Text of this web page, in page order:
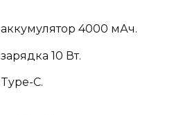
аккумулятор 4000 мАч.
зарядка 10 Вт.
Type-C.